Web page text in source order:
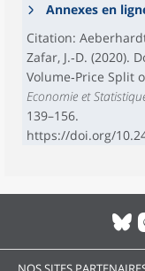
Annexes en
Citation:
Zafar, J.‑D. (2020).
Volume‑Price Split
Economie et
139–156.
https://doi.org/